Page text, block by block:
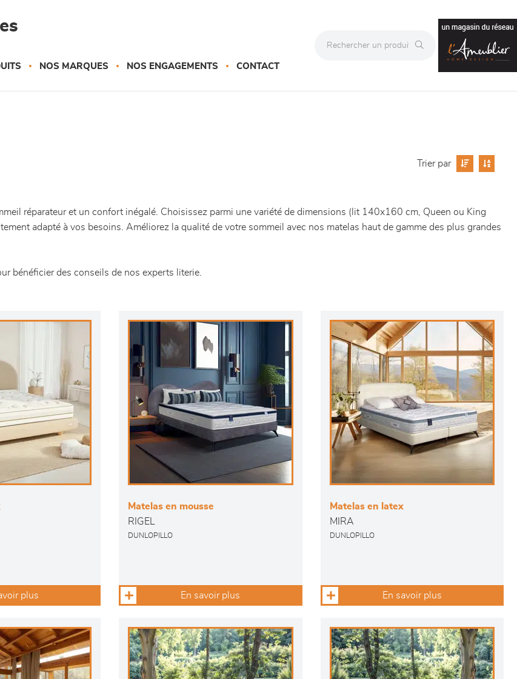
NOS MARQUES NOS ENGAGEMENTS CONTACT
Trier par
réparateur et un confort inégalé. Choisissez parmi une variété de dimensions (lit 140x160 cm, Queen ou King
adapté à vos besoins. Améliorez la qualité de votre sommeil avec nos matelas haut de gamme des plus grandes
bénéficier des conseils de nos experts literie.
plus
Matelas en mousse
RIGEL
DUNLOPILLO
En savoir plus
Matelas en latex
MIRA
DUNLOPILLO
En savoir plus